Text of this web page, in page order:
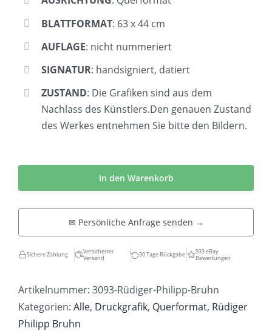
BLATTFORMAT: 63 x 44 cm
AUFLAGE: nicht nummeriert
SIGNATUR: handsigniert, datiert
ZUSTAND: Die Grafiken sind aus dem
Nachlass des Künstlers.Den genauen Zustand
des Werkes entnehmen Sie bitte den Bildern.
Bruhn
|
Camera
Obscura
Menge
In den Warenkorb
✉ Persönliche Anfrage senden →
Sichere Zahlung
Versicherter
Versand
30 Tage Rückgabe
933 eBay
Bewertungen
Artikelnummer: 3093-Rüdiger-Philipp-Bruhn
Kategorien: Alle, Druckgrafik, Querformat, Rüdiger
Philipp Bruhn